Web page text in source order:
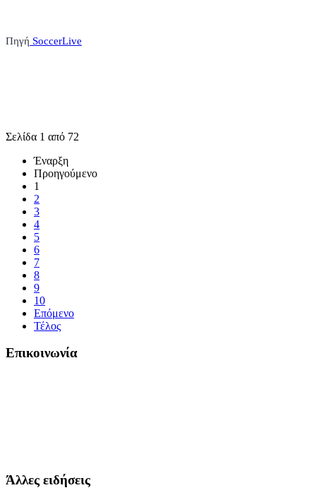
Πηγή SoccerLive
Σελίδα 1 από 72
Έναρξη
Προηγούμενο
1
2
3
4
5
6
7
8
9
10
Επόμενο
Τέλος
Επικοινωνία
Άλλες ειδήσεις